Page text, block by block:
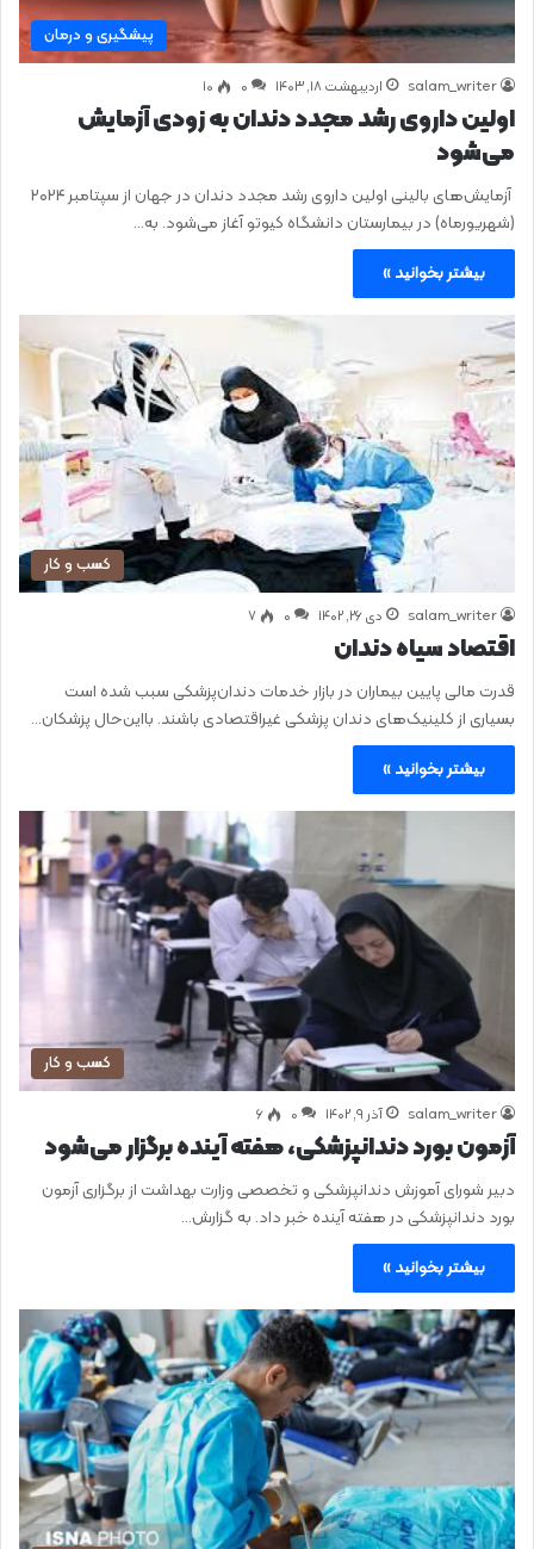
پیشگیری و درمان
salam_writer اردیبهشت ۱۸, ۱۴۰۳ 0 ۱۰
اولین داروی رشد مجدد دندان به زودی آزمایش
می‌شود
آزمایش‌های بالینی اولین داروی رشد مجدد دندان در جهان از سپتامبر ۲۰۲۴
(شهریورماه) در بیمارستان دانشگاه کیوتو آغاز می‌شود. به…
بیشتر بخوانید »
کسب و کار
salam_writer دی ۲۶, ۱۴۰۲ 0 ۷
اقتصاد سیاه دندان
قدرت مالی پایین بیماران در بازار خدمات دندان‌پزشکی سبب شده است
بسیاری از کلینیک‌های دندان‌ پزشکی غیراقتصادی باشند. با‌این‌حال پزشکان…
بیشتر بخوانید »
کسب و کار
salam_writer آذر ۹, ۱۴۰۲ 0 ۶
آزمون بورد دندانپزشکی، هفته آینده برگزار می‌شود
دبیر شورای آموزش دندانپزشکی و تخصصی وزارت بهداشت از برگزاری آزمون
بورد دندانپزشکی در هفته آینده خبر داد. به گزارش…
بیشتر بخوانید »